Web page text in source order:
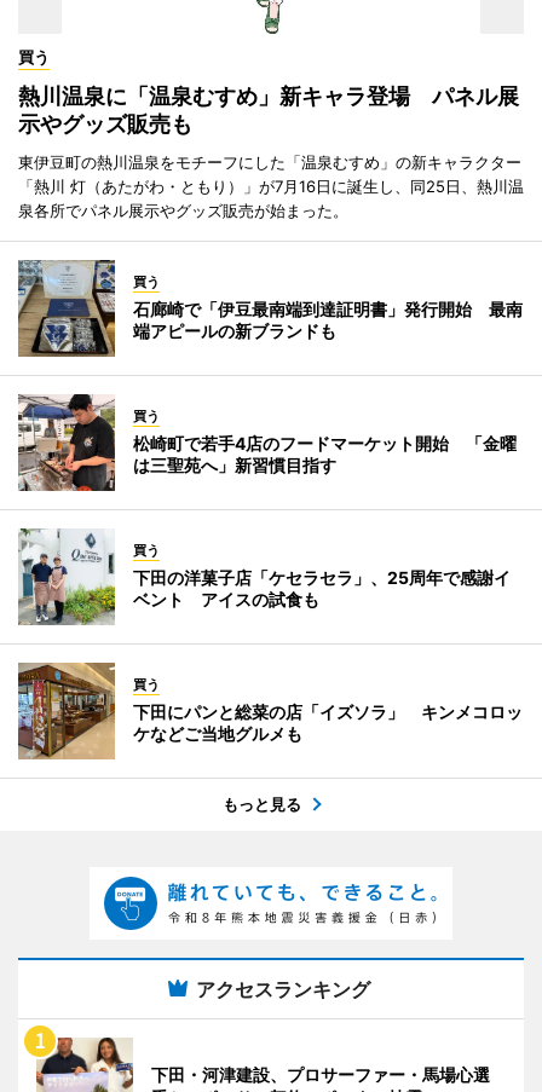
買う
熱川温泉に「温泉むすめ」新キャラ登場 パネル展
示やグッズ販売も
東伊豆町の熱川温泉をモチーフにした「温泉むすめ」の新キャラクター
「熱川 灯（あたがわ・ともり）」が7月16日に誕生し、同25日、熱川温
泉各所でパネル展示やグッズ販売が始まった。
買う
石廊崎で「伊豆最南端到達証明書」発行開始 最南
端アピールの新ブランドも
買う
松崎町で若手4店のフードマーケット開始 「金曜
は三聖苑へ」新習慣目指す
買う
下田の洋菓子店「ケセラセラ」、25周年で感謝イ
ベント アイスの試食も
買う
下田にパンと総菜の店「イズソラ」 キンメコロッ
ケなどご当地グルメも
もっと見る
アクセスランキング
下田・河津建設、プロサーファー・馬場心選